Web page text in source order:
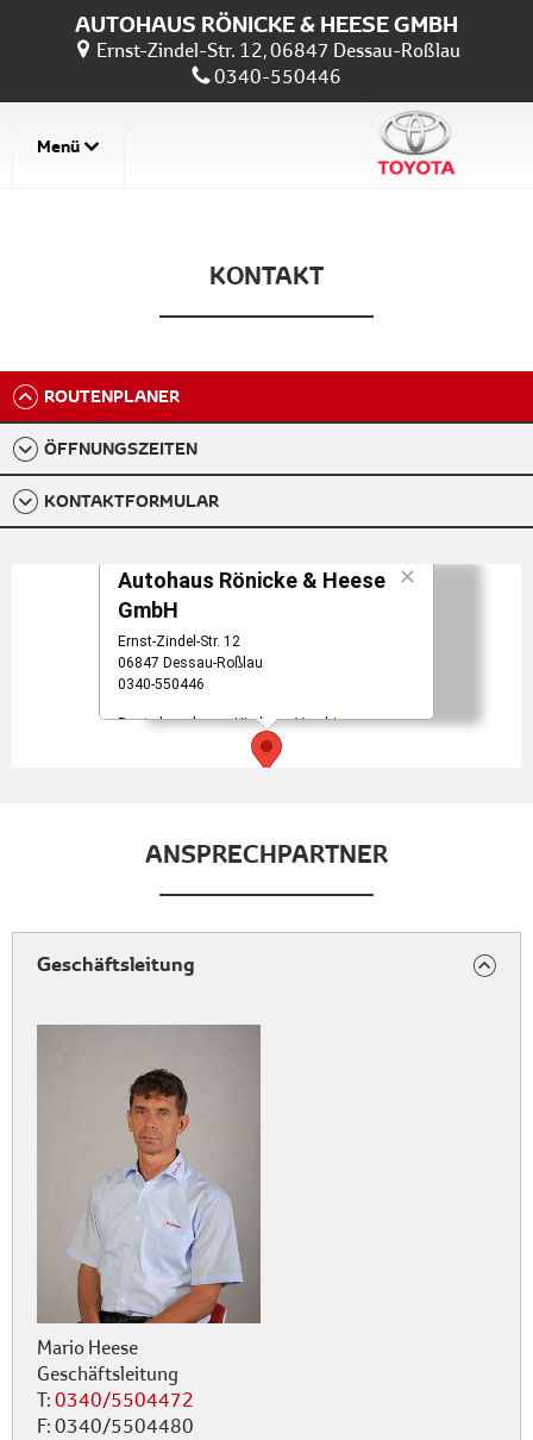
AUTOHAUS RÖNICKE & HEESE GMBH
Ernst-Zindel-Str. 12, 06847 Dessau-Roßlau
0340-550446
Menü
KONTAKT
ROUTENPLANER
ÖFFNUNGSZEITEN
KONTAKTFORMULAR
ANSPRECHPARTNER
Geschäftsleitung
Mario Heese
Geschäftsleitung
T:0340/5504472
F:0340/5504480